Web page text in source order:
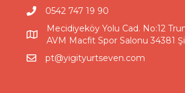
0542 747 19 90
Mecidiyeköy Yolu Cad. No:12
AVM Macfit Spor Salonu 34381
pt@yigityurtseven.com